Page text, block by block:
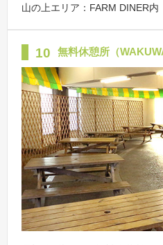
山の上エリア：FARM DINER内
10 無料休憩所（